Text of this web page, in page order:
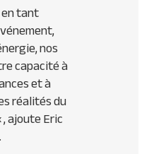
tant
nos
capacité à
et à
réalités du
, ajoute Eric